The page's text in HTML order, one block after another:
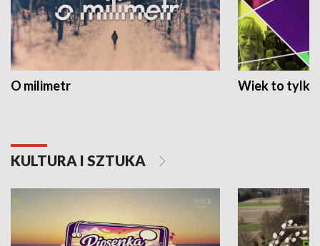
O milimetr Wiek to tylko
KULTURA I SZTUKA